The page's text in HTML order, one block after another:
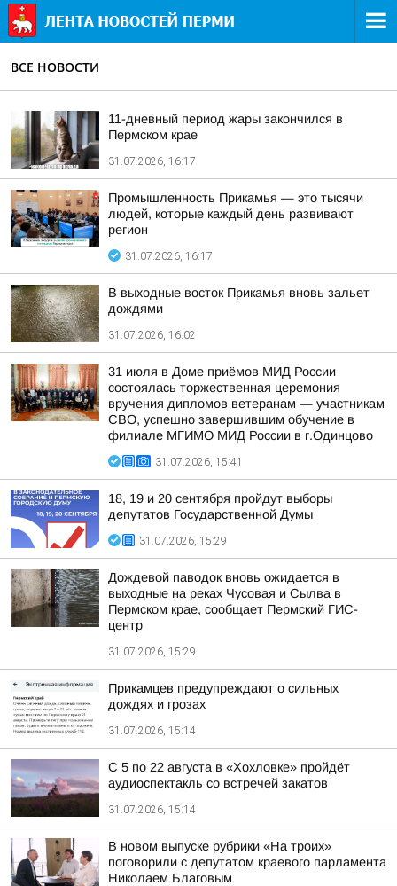
ВСЕ НОВОСТИ
11-дневный период жары закончился в
Пермском крае
31.07.2026, 16:17
Промышленность Прикамья — это тысячи
людей, которые каждый день развивают
регион
31.07.2026, 16:17
В выходные восток Прикамья вновь зальет
дождями
31.07.2026, 16:02
31 июля в Доме приёмов МИД России
состоялась торжественная церемония
вручения дипломов ветеранам — участникам
СВО, успешно завершившим обучение в
филиале МГИМО МИД России в г.Одинцово
31.07.2026, 15:41
18, 19 и 20 сентября пройдут выборы
депутатов Государственной Думы
31.07.2026, 15:29
Дождевой паводок вновь ожидается в
выходные на реках Чусовая и Сылва в
Пермском крае, сообщает Пермский ГИС-
центр
31.07.2026, 15:29
Прикамцев предупреждают о сильных
дождях и грозах
31.07.2026, 15:14
С 5 по 22 августа в «Хохловке» пройдёт
аудиоспектакль со встречей закатов
31.07.2026, 15:14
В новом выпуске рубрики «На троих»
поговорили с депутатом краевого парламента
Николаем Благовым